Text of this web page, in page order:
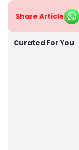
Share Article
Curated For You